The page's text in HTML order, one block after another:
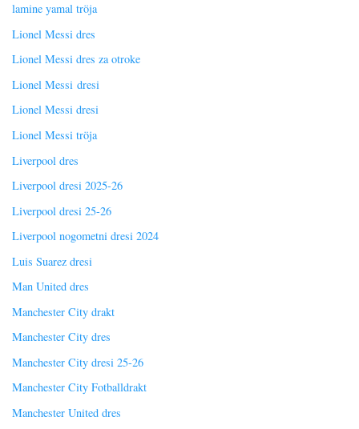
lamine yamal tröja
Lionel Messi dres
Lionel Messi dres za otroke
Lionel Messi dresi
Lionel Messi dresi
Lionel Messi tröja
Liverpool dres
Liverpool dresi 2025-26
Liverpool dresi 25-26
Liverpool nogometni dresi 2024
Luis Suarez dresi
Man United dres
Manchester City drakt
Manchester City dres
Manchester City dresi 25-26
Manchester City Fotballdrakt
Manchester United dres